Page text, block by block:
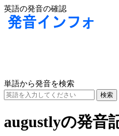
英語の発音の確認
単語から発音を検索
augustlyの発音